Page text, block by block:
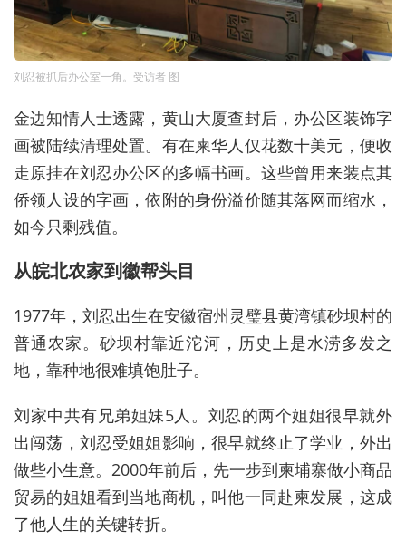
刘忍被抓后办公室一角。受访者 图
金边知情人士透露，黄山大厦查封后，办公区装饰字
画被陆续清理处置。有在柬华人仅花数十美元，便收
走原挂在刘忍办公区的多幅书画。这些曾用来装点其
侨领人设的字画，依附的身份溢价随其落网而缩水，
如今只剩残值。
从皖北农家到徽帮头目
1977年，刘忍出生在安徽宿州灵璧县黄湾镇砂坝村的
普通农家。砂坝村靠近沱河，历史上是水涝多发之
地，靠种地很难填饱肚子。
刘家中共有兄弟姐妹5人。刘忍的两个姐姐很早就外
出闯荡，刘忍受姐姐影响，很早就终止了学业，外出
做些小生意。2000年前后，先一步到柬埔寨做小商品
贸易的姐姐看到当地商机，叫他一同赴柬发展，这成
了他人生的关键转折。